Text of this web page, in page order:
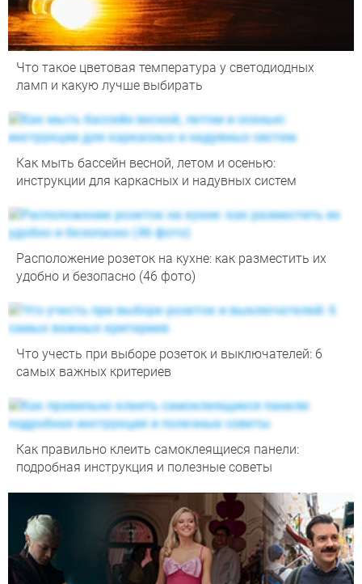
Что такое цветовая температура у светодиодных
ламп и какую лучше выбирать
Как мыть бассейн весной, летом и осенью:
инструкции для каркасных и надувных систем
Расположение розеток на кухне: как разместить их
удобно и безопасно (46 фото)
Что учесть при выборе розеток и выключателей: 6
самых важных критериев
Как правильно клеить самоклеящиеся панели:
подробная инструкция и полезные советы